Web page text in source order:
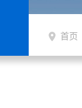
首页